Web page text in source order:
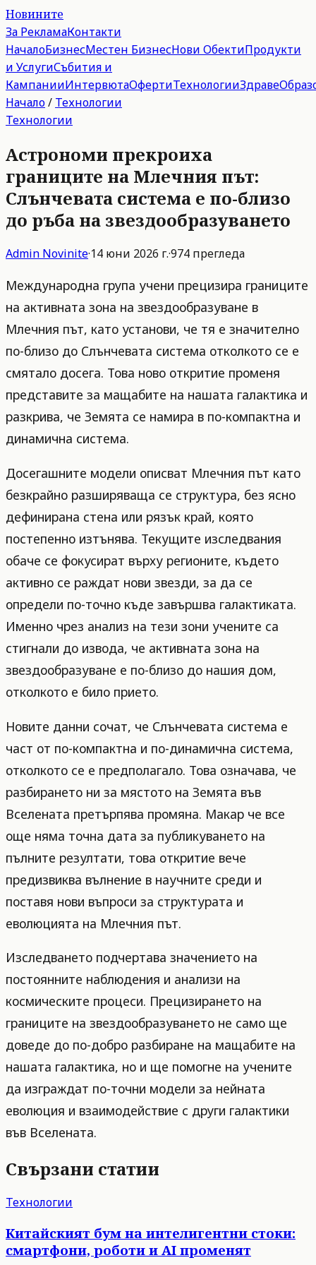
Новините
За РекламаКонтакти
НачалоБизнесМестен БизнесНови ОбектиПродукти
и УслугиСъбития и
КампанииИнтервютаОфертиТехнологииЗдраве
Начало/ Технологии
Технологии
Астрономи прекроиха
границите на Млечния път:
Слънчевата система е по-близо
до ръба на звездообразуването
Admin Novinite·14 юни 2026 г.·974 прегледа
Международна група учени прецизира границите
на активната зона на звездообразуване в
Млечния път, като установи, че тя е значително
по-близо до Слънчевата система отколкото се е
смятало досега. Това ново откритие променя
представите за мащабите на нашата галактика и
разкрива, че Земята се намира в по-компактна и
динамична система.
Досегашните модели описват Млечния път като
безкрайно разширяваща се структура, без ясно
дефинирана стена или рязък край, която
постепенно изтънява. Текущите изследвания
обаче се фокусират върху регионите, където
активно се раждат нови звезди, за да се
определи по-точно къде завършва галактиката.
Именно чрез анализ на тези зони учените са
стигнали до извода, че активната зона на
звездообразуване е по-близо до нашия дом,
отколкото е било прието.
Новите данни сочат, че Слънчевата система е
част от по-компактна и по-динамична система,
отколкото се е предполагало. Това означава, че
разбирането ни за мястото на Земята във
Вселената претърпява промяна. Макар че все
още няма точна дата за публикуването на
пълните резултати, това откритие вече
предизвиква вълнение в научните среди и
поставя нови въпроси за структурата и
еволюцията на Млечния път.
Изследването подчертава значението на
постоянните наблюдения и анализи на
космическите процеси. Прецизирането на
границите на звездообразуването не само ще
доведе до по-добро разбиране на мащабите на
нашата галактика, но и ще помогне на учените
да изграждат по-точни модели за нейната
еволюция и взаимодействие с други галактики
във Вселената.
Свързани статии
Технологии
Китайският бум на интелигентни стоки:
смартфони, роботи и AI променят